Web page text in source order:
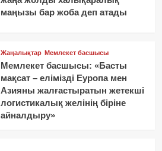
маңызы бар жоба деп атады
Жаңалықтар Мемлекет басшысы
Мемлекет басшысы: «Басты
мақсат – елімізді Еуропа мен
Азияны жалғастыратын жетекші
логистикалық желінің біріне
айналдыру»